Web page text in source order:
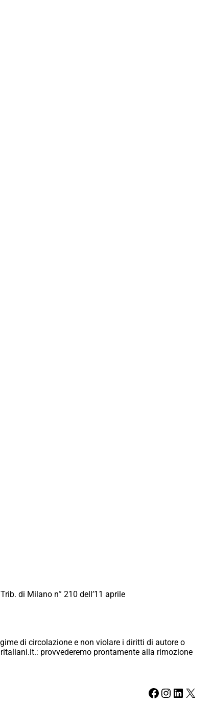
di Milano n° 210 dell’11 aprile
di circolazione e non violare i diritti di autore o
provvederemo prontamente alla rimozione
Facebook Instagram LinkedIn X